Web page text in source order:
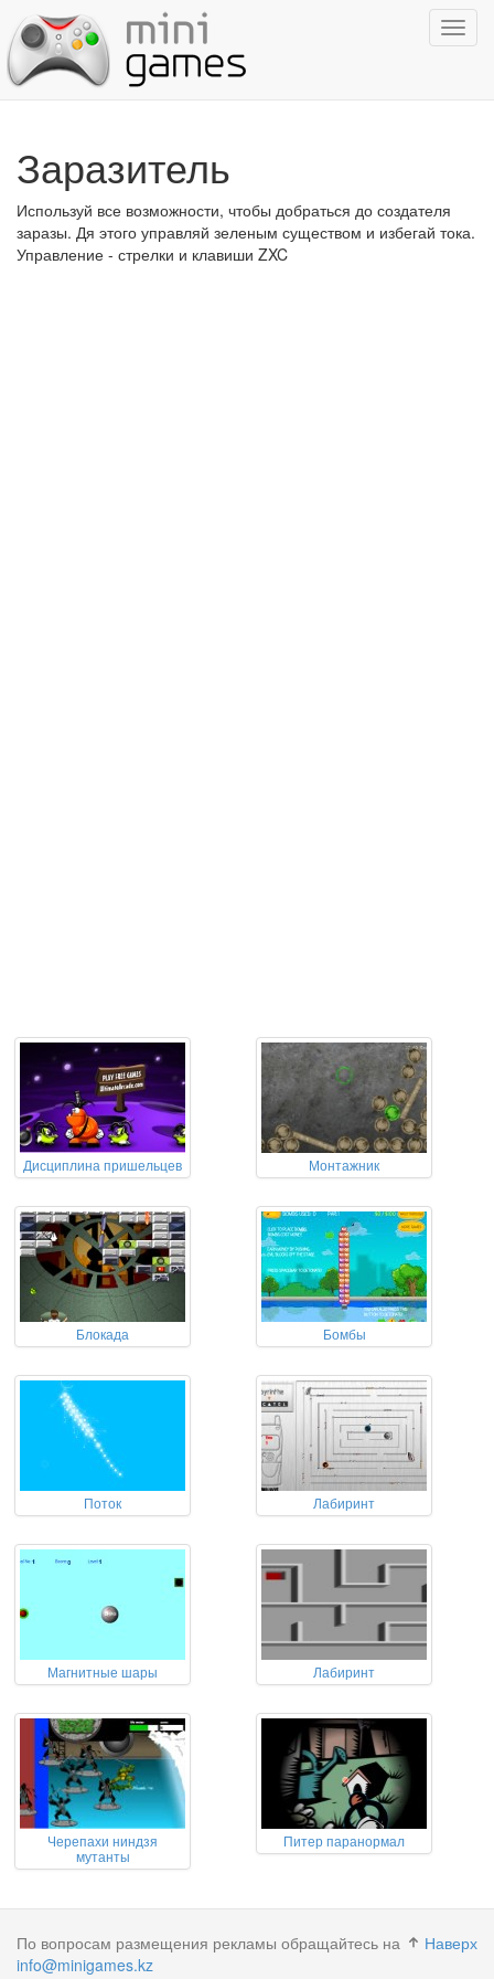
Заразитель
Используй все возможности, чтобы добраться до создателя
заразы. Дя этого управляй зеленым существом и избегай тока.
Управление - стрелки и клавиши ZXC
Дисциплина пришельцев Монтажник
Блокада Бомбы
Поток Лабиринт
Магнитные шары Лабиринт
Черепахи ниндзя
мутанты
Питер паранормал
Наверх
По вопросам размещения рекламы обращайтесь на
info@minigames.kz